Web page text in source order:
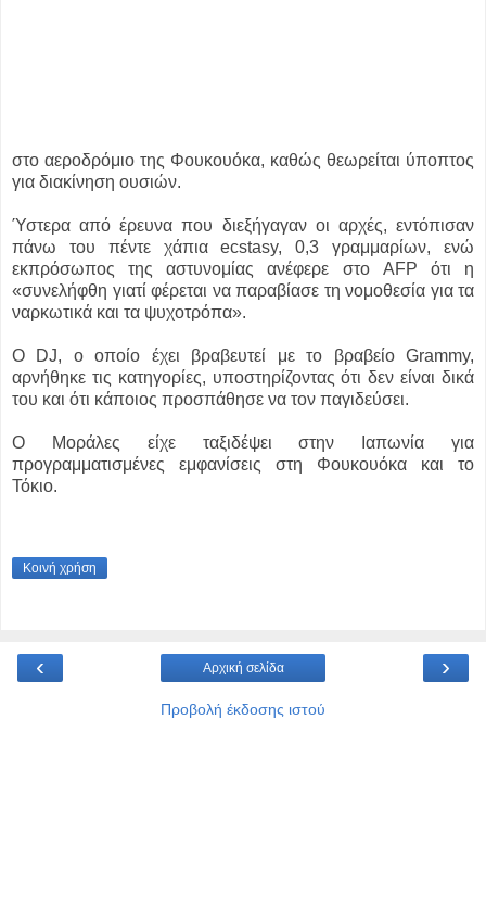
στο αεροδρόμιο της Φουκουόκα, καθώς θεωρείται ύποπτος
για διακίνηση ουσιών.
Ύστερα από έρευνα που διεξήγαγαν οι αρχές, εντόπισαν
πάνω του πέντε χάπια ecstasy, 0,3 γραμμαρίων, ενώ
εκπρόσωπος της αστυνομίας ανέφερε στο AFP ότι η
«συνελήφθη γιατί φέρεται να παραβίασε τη νομοθεσία για τα
ναρκωτικά και τα ψυχοτρόπα».
Ο DJ, ο οποίο έχει βραβευτεί με το βραβείο Grammy,
αρνήθηκε τις κατηγορίες, υποστηρίζοντας ότι δεν είναι δικά
του και ότι κάποιος προσπάθησε να τον παγιδεύσει.
Ο Μοράλες είχε ταξιδέψει στην Ιαπωνία για
προγραμματισμένες εμφανίσεις στη Φουκουόκα και το
Τόκιο.
Κοινή χρήση
‹ ›
Αρχική σελίδα
Προβολή έκδοσης ιστού